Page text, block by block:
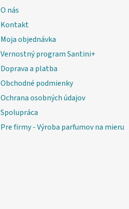
O nás
Kontakt
Moja objednávka
Vernostný program Santini+
Doprava a platba
Obchodné podmienky
Ochrana osobných údajov
Spolupráca
Pre firmy - Výroba parfumov na mieru